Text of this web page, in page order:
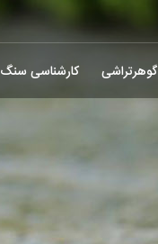
گوهرتراشی کارشناسی سنگ